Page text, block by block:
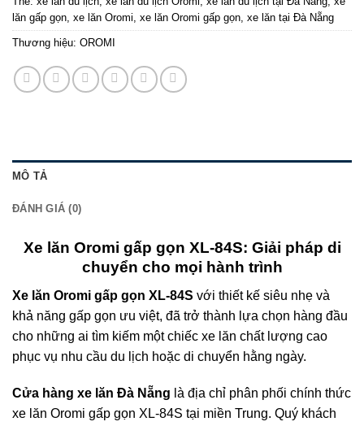
lăn gấp gọn, xe lăn Oromi, xe lăn Oromi gấp gọn, xe lăn tại Đà Nẵng
Thương hiệu: OROMI
MÔ TẢ
ĐÁNH GIÁ (0)
Xe lăn Oromi gấp gọn XL-84S: Giải pháp di
chuyển cho mọi hành trình
Xe lăn Oromi gấp gọn XL-84S với thiết kế siêu nhẹ và
khả năng gấp gọn ưu việt, đã trở thành lựa chọn hàng đầu
cho những ai tìm kiếm một chiếc xe lăn chất lượng cao
phục vụ nhu cầu du lịch hoặc di chuyển hằng ngày.
Cửa hàng xe lăn Đà Nẵng là địa chỉ phân phối chính thức
xe lăn Oromi gấp gọn XL-84S tại miền Trung. Quý khách